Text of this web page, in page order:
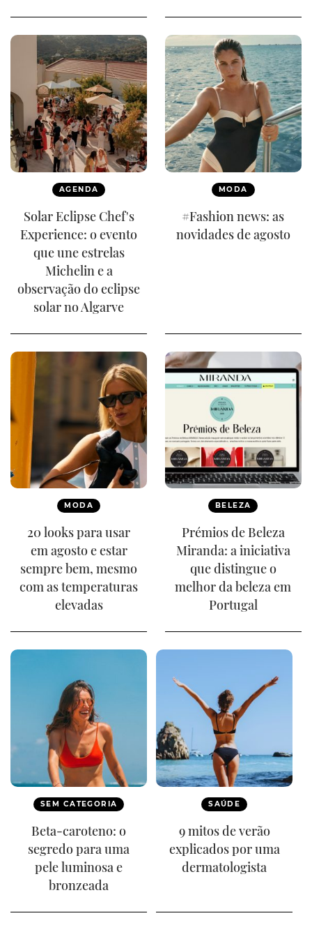
AGENDA
Solar Eclipse Chef's
Experience: o evento
que une estrelas
Michelin e a
observação do eclipse
solar no Algarve
MODA
#Fashion news: as
novidades de agosto
MODA
20 looks para usar
em agosto e estar
sempre bem, mesmo
com as temperaturas
elevadas
BELEZA
Prémios de Beleza
Miranda: a iniciativa
que distingue o
melhor da beleza em
Portugal
SEM CATEGORIA
Beta-caroteno: o
segredo para uma
pele luminosa e
bronzeada
SAÚDE
9 mitos de verão
explicados por uma
dermatologista